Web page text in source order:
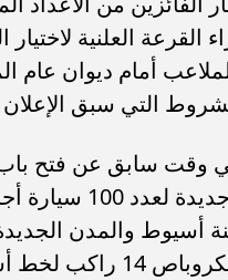
الخميس 13 فبراير لإجراء القرعة
أمام ديوان عام
التي سبق الإعلان
وقت سابق عن فتح
على ترخيص عدد 150
أسيوط والمدن